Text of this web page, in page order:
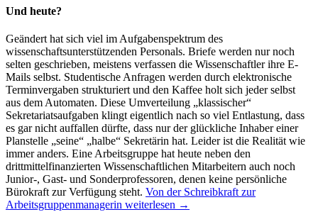
Und heute?
Geändert hat sich viel im Aufgabenspektrum des
wissenschaftsunterstützenden Personals. Briefe werden nur noch
selten geschrieben, meistens verfassen die Wissenschaftler ihre E-
Mails selbst. Studentische Anfragen werden durch elektronische
Terminvergaben strukturiert und den Kaffee holt sich jeder selbst
aus dem Automaten. Diese Umverteilung „klassischer“
Sekretariatsaufgaben klingt eigentlich nach so viel Entlastung, dass
es gar nicht auffallen dürfte, dass nur der glückliche Inhaber einer
Planstelle „seine“ „halbe“ Sekretärin hat. Leider ist die Realität wie
immer anders. Eine Arbeitsgruppe hat heute neben den
drittmittelfinanzierten Wissenschaftlichen Mitarbeitern auch noch
Junior-, Gast- und Sonderprofessoren, denen keine persönliche
Bürokraft zur Verfügung steht. Von der Schreibkraft zur
Arbeitsgruppenmanagerin weiterlesen →